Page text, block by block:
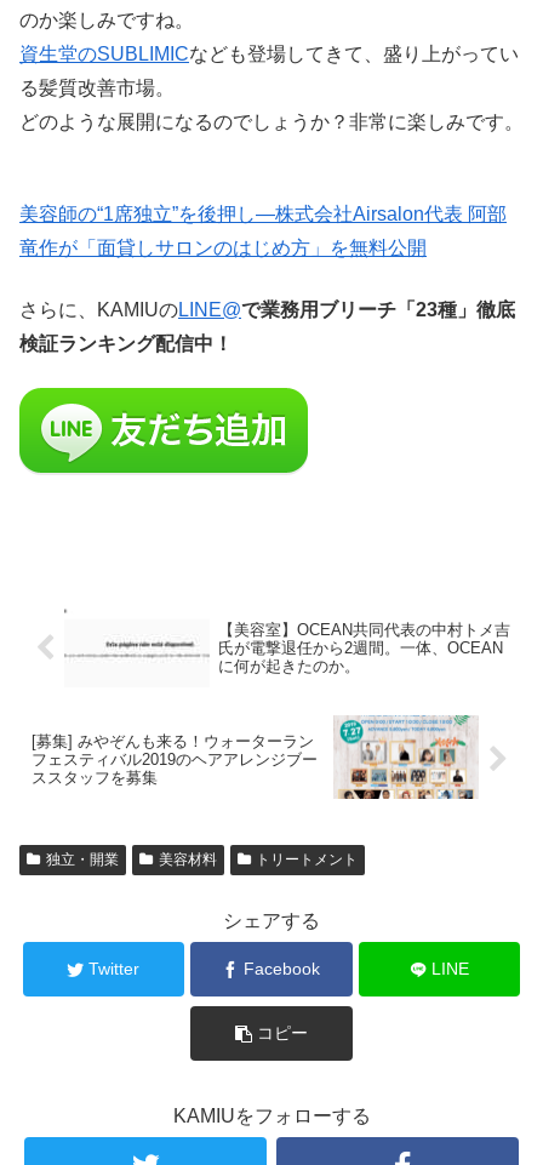
のか楽しみですね。
資生堂のSUBLIMICなども登場してきて、盛り上がってい
る髪質改善市場。
どのような展開になるのでしょうか？非常に楽しみです。
美容師の“1席独立”を後押し—株式会社Airsalon代表 阿部
竜作が「面貸しサロンのはじめ方」を無料公開
さらに、KAMIUのLINE@で業務用ブリーチ「23種」徹底
検証ランキング配信中！
【美容室】OCEAN共同代表の中村トメ吉
氏が電撃退任から2週間。一体、OCEAN
に何が起きたのか。
[募集] みやぞんも来る！ウォーターラン
フェスティバル2019のヘアアレンジブー
ススタッフを募集
独立・開業 美容材料 トリートメント
シェアする
Twitter Facebook LINE
コピー
KAMIUをフォローする